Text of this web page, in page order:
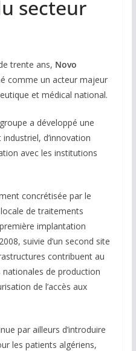
secteur
trente ans, Novo
comme un acteur majeur
et médical national.
a développé une
d’innovation
avec les institutions
concrétisée par le
de traitements
implantation
suivie d’un second site
contribuent au
de production
de l’accès aux
par ailleurs d’introduire
les patients algériens,